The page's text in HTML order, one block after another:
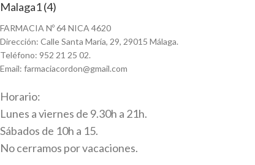
FARMACIA Nº 64 NICA 4620
Dirección: Calle Santa María, 29, 29015 Málaga.
Teléfono: 952 21 25 02.
Email: farmaciacordon@gmail.com
Horario:
Lunes a viernes de 9.30h a 21h.
Sábados de 10h a 15.
No cerramos por vacaciones.